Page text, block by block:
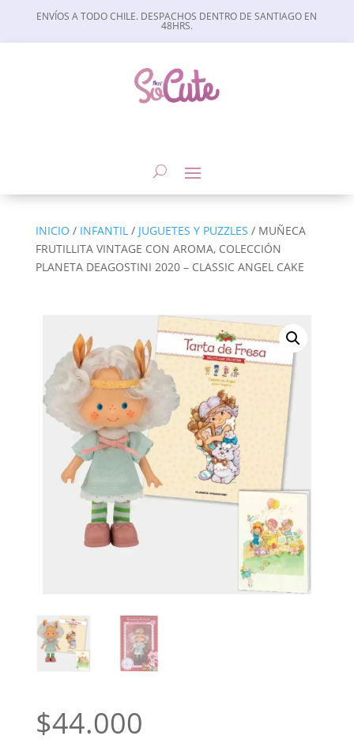
ENVÍOS A TODO CHILE. DESPACHOS DENTRO DE SANTIAGO EN
48HRS.
INICIO / INFANTIL / JUGUETES Y PUZZLES / MUÑECA
FRUTILLITA VINTAGE CON AROMA, COLECCIÓN
PLANETA DEAGOSTINI 2020 – CLASSIC ANGEL CAKE
$44.000